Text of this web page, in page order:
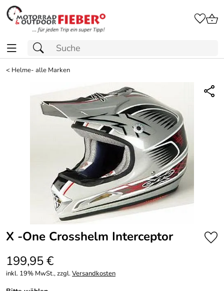
< Helme- alle Marken
X -One Crosshelm Interceptor
199,95 €
inkl. 19% MwSt., zzgl.Versandkosten